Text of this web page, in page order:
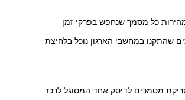
כל מסמך שנחפש בפרקי זמן
שהתקנו במחשבי הארגון נוכל בלחיצת
מסמכים לדיסק אחד המסוגל לרכז